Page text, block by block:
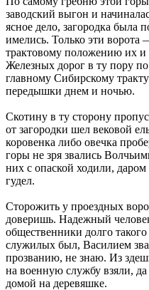
заводский выгон и
ясное дело, загородка была
имелись. Только эти
трактовому положению их и
Железных дорог в ту пору
главному Сибирскому
передышки днем и ночью.
Скотину в ту сторону
от загородки шел вековой
коровенка либо овечка
горы не зря звались
них с опаской ходили,
гудел.
Сторожить у проездных
доверишь. Надежный
общественники долго
служилых был, Василием
прозванию, не знаю. Из
на военную службу взяли,
домой на деревяшке.